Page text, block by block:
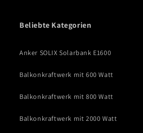
Beliebte Kategorien
Anker SOLIX Solarbank E1600
Balkonkraftwerk mit 600 Watt
Balkonkraftwerk mit 800 Watt
Balkonkraftwerk mit 2000 Watt